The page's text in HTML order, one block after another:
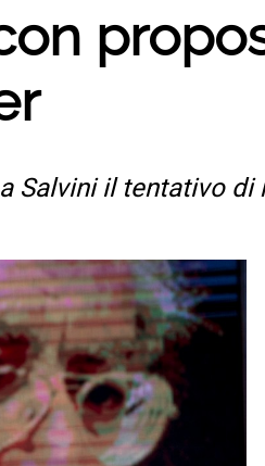
Salvini il tentativo